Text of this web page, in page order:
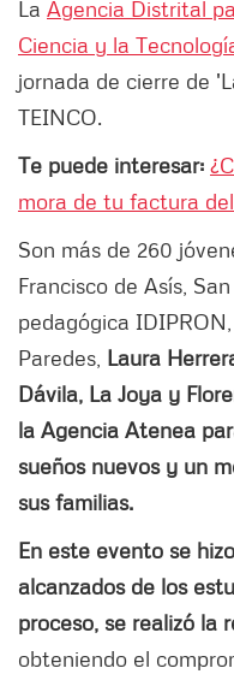
La Agencia Distrital
Ciencia y la
jornada de cierre de
TEINCO.
Te puede interesar:
mora de tu factura
Son más de 260
Francisco de Asís,
pedagógica
Paredes, Laura
Dávila, La Joya y
la Agencia Atenea
sueños nuevos y un
sus familias.
En este evento se
alcanzados de los
proceso, se realizó la
obteniendo el